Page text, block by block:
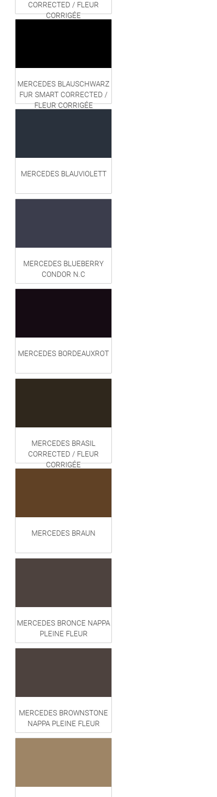
CORRECTED / FLEUR
CORRIGÉE
MERCEDES BLAUSCHWARZ
FUR SMART CORRECTED /
FLEUR CORRIGÉE
MERCEDES BLAUVIOLETT
MERCEDES BLUEBERRY
CONDOR N.C
MERCEDES BORDEAUXROT
MERCEDES BRASIL
CORRECTED / FLEUR
CORRIGÉE
MERCEDES BRAUN
MERCEDES BRONCE NAPPA
PLEINE FLEUR
MERCEDES BROWNSTONE
NAPPA PLEINE FLEUR